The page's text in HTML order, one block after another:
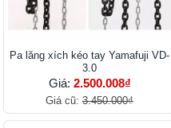
Pa lăng xích kéo tay Yamafuji VD-
3.0
Giá: 2.500.008₫
Giá cũ: 3.450.000₫